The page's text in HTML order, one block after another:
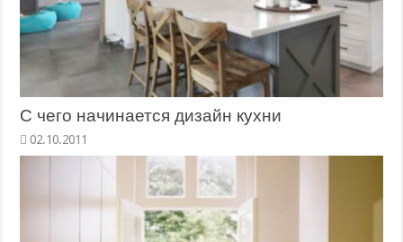
С чего начинается дизайн кухни
02.10.2011